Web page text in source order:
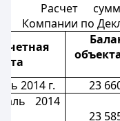
Расчет
Компании по
2014 г.
23
2014
23